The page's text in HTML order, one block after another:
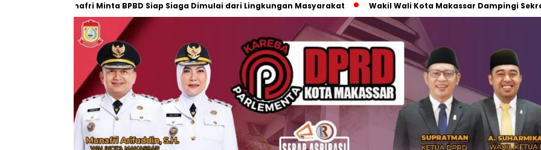
2025, Munafri Minta BPBD Siap Siaga Dimulai dari Lingkungan Masyarakat Wakil Wali Kota Makassar Dampingi